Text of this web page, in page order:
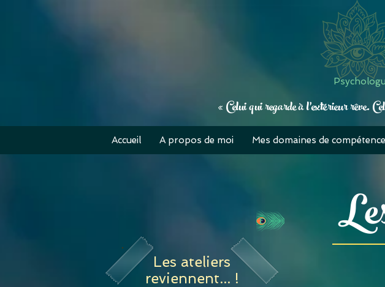
« Celui qui regarde à l’extérieur rêve.
Les ateliers
reviennent... !
Accueil A propos de moi Mes domaines de